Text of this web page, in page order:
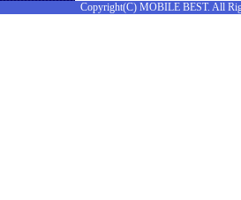
Copyright(C) MOBILE BEST. All